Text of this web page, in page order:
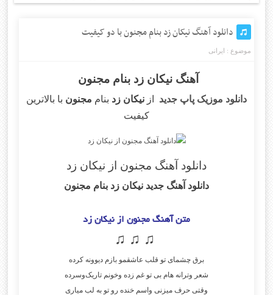
دانلود آهنگ نیکان زد بنام مجنون با دو کیفیت
موضوع : ایرانی
آهنگ نیکان زد بنام مجنون
دانلود موزیک پاپ جدید از نیکان زد بنام مجنون با بالاترین
کیفیت
دانلود آهنگ مجنون از نیکان زد
دانلود آهنگ جدید نیکان زد بنام مجنون
متن آهنگ مجنون از نیکان زد
♫ ♫ ♫
برق چشمای تو قلب عاشقمو بازم دیوونه کرده
شعر وترانه هام بی تو غم زده وخونم تاریک‌وسرده
وقتی حرف میزنی واسم خنده رو تو به لب میاری